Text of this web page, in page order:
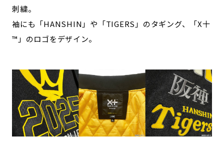
刺繍。
袖にも「HANSHIN」や「TIGERS」のタギング、「X十
™️」のロゴをデザイン。